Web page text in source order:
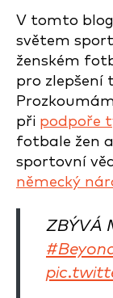
V tomto
světem
ženském
pro zlepšení
při podpoře
fotbale žen
sportovní
německý
ZBÝVÁ